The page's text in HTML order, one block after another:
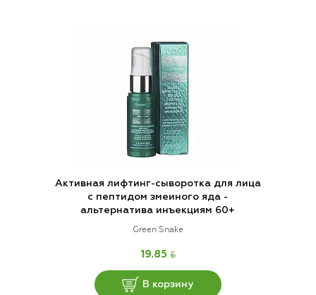
Активная лифтинг-сыворотка для лица
с пептидом змеиного яда -
альтернатива инъекциям 60+
Green Snake
19.85 BYN
В корзину